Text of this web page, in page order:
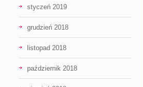
styczeń 2019
grudzień 2018
listopad 2018
październik 2018